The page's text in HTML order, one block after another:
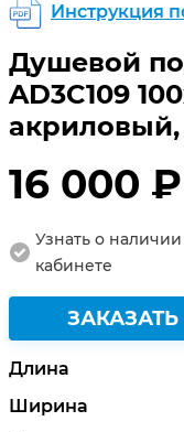
Инструкция
Душевой
AD3C109
16 000 ₽
Узнать о
кабинете
ЗАКАЗАТЬ
Длина
Ширина